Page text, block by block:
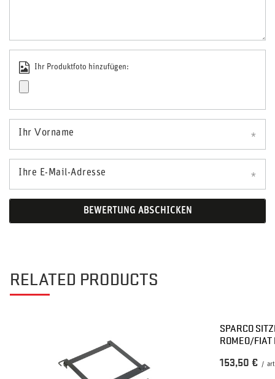
Ihr Produktfoto hinzufügen:
Ihr Vorname
Ihre E-Mail-Adresse
BEWERTUNG ABSCHICKEN
RELATED PRODUCTS
SPARCO
ROMEO/
153,50 € /